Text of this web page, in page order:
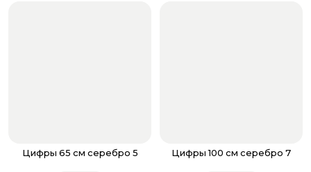
Цифры 65 см серебро 5 Цифры 100 см серебро 7